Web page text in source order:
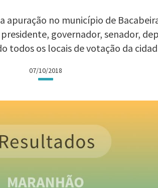
no município de
governador, senador,
todos os locais de votação da
07/10/2018